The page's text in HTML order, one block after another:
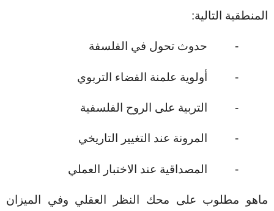
المنطقية التالية:
- حدوث تحول في الفلسفة
- أولوية علمنة الفضاء التربوي
- التربية على الروح الفلسفية
- المرونة عند التغيير التاريخي
- المصداقية عند الاختبار العملي
ماهو مطلوب على محك النظر العقلي وفي الميزان